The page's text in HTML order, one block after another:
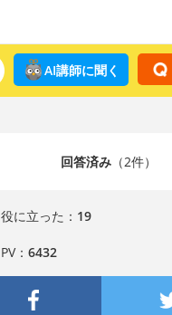
AI講師に聞く
回答済み（2件）
役に立った： 19
PV： 6432